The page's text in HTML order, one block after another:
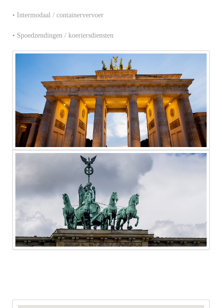
• Intermodaal / containervervoer
• Spoedzendingen / koeriersdiensten